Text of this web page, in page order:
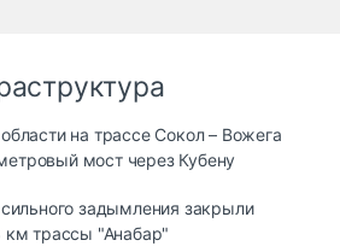
на трассе Сокол – Вожега
мост через Кубену
задымления закрыли
км трассы "Анабар"